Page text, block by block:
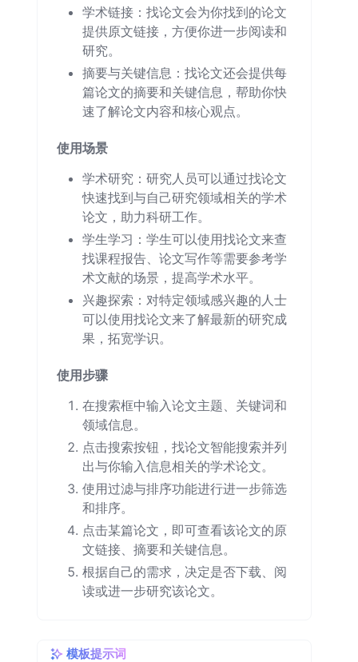
学术链接：找论文会为你找到的论文
提供原文链接，方便你进一步阅读和
研究。
摘要与关键信息：找论文还会提供每
篇论文的摘要和关键信息，帮助你快
速了解论文内容和核心观点。
使用场景
学术研究：研究人员可以通过找论文
快速找到与自己研究领域相关的学术
论文，助力科研工作。
学生学习：学生可以使用找论文来查
找课程报告、论文写作等需要参考学
术文献的场景，提高学术水平。
兴趣探索：对特定领域感兴趣的人士
可以使用找论文来了解最新的研究成
果，拓宽学识。
使用步骤
在搜索框中输入论文主题、关键词和
领域信息。
点击搜索按钮，找论文智能搜索并列
出与你输入信息相关的学术论文。
使用过滤与排序功能进行进一步筛选
和排序。
点击某篇论文，即可查看该论文的原
文链接、摘要和关键信息。
根据自己的需求，决定是否下载、阅
读或进一步研究该论文。
模板提示词